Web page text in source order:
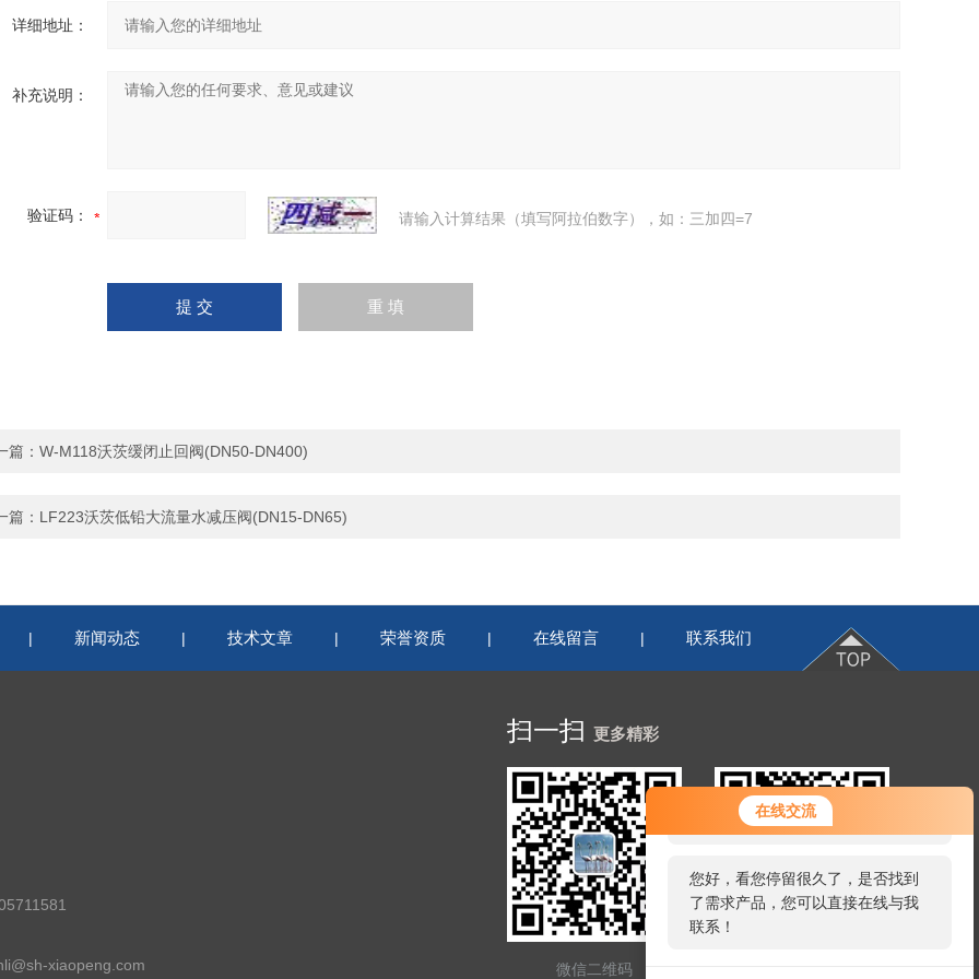
在线交流
您好！欢迎前来咨询，很高兴为您
服务，请问您要咨询什么问题呢？
您好，看您停留很久了，是否找到
了需求产品，您可以直接在线与我
联系！
详细地址：
补充说明：
验证码： 请输入计算结果（填写阿拉伯数字），如：三加四=7
篇： W-M118沃茨缓闭止回阀(DN50-DN400)
篇： LF223沃茨低铅大流量水减压阀(DN15-DN65)
| 新闻动态 | 技术文章 | 荣誉资质 | 在线留言 | 联系我们
xiaopeng.com
扫一扫 更多精彩
微信二维码